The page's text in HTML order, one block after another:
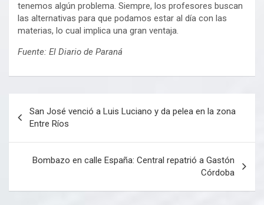
tenemos algún problema. Siempre, los profesores buscan
las alternativas para que podamos estar al día con las
materias, lo cual implica una gran ventaja.
Fuente: El Diario de Paraná
de
entradas
San José venció a Luis Luciano y da pelea en la zona
Entre Ríos
Bombazo en calle España: Central repatrió a Gastón
Córdoba